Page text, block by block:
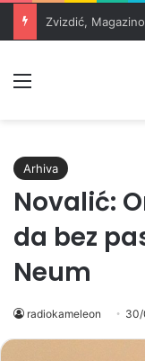
Arhiva
Novalić:
da bez
Neum
radiokameleon